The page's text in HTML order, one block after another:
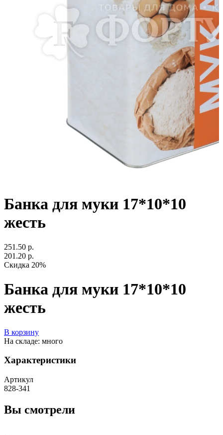
Банка для муки 17*10*10
жесть
251.50 р.
201.20 р.
Скидка 20%
Банка для муки 17*10*10
жесть
В корзину
На складе: много
Характеристики
Артикул
828-341
Вы смотрели